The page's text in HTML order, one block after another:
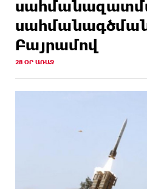
Բայրամով
28 ՕՐ ԱՌԱՋ